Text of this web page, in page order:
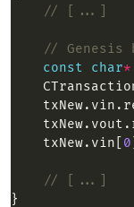
const
char*
    txNew.vin[
0